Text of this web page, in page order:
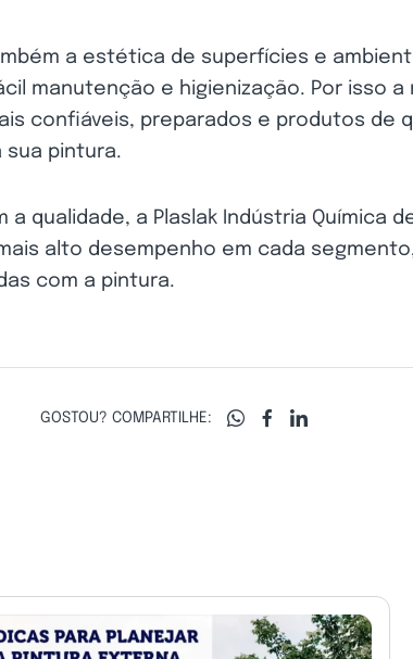
a estética de superfícies e
manutenção e higienização. Por isso a
confiáveis, preparados e produtos de
sua pintura.
qualidade, a Plaslak Indústria Química
alto desempenho em cada
com a pintura.
GOSTOU? COMPARTILHE: